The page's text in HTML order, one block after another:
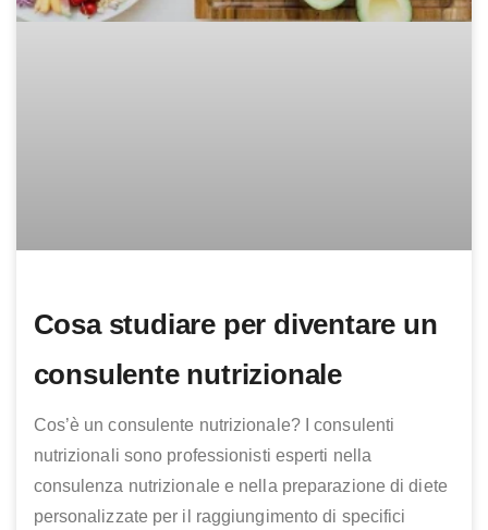
Cosa studiare per diventare un
consulente nutrizionale
Cos’è un consulente nutrizionale? I consulenti
nutrizionali sono professionisti esperti nella
consulenza nutrizionale e nella preparazione di diete
personalizzate per il raggiungimento di specifici